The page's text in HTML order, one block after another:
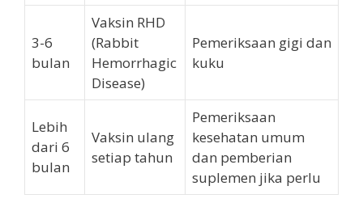
3-6
bulan
Vaksin RHD
(Rabbit
Hemorrhagic
Disease)
Pemeriksaan gigi dan
kuku
Lebih
dari 6
bulan
Vaksin ulang
setiap tahun
Pemeriksaan
kesehatan umum
dan pemberian
suplemen jika perlu